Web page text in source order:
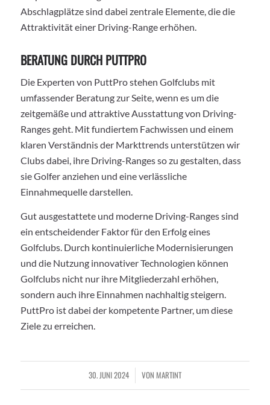
Abschlagplätze sind dabei zentrale Elemente, die die
Attraktivität einer Driving-Range erhöhen.
BERATUNG DURCH PUTTPRO
Die Experten von PuttPro stehen Golfclubs mit
umfassender Beratung zur Seite, wenn es um die
zeitgemäße und attraktive Ausstattung von Driving-
Ranges geht. Mit fundiertem Fachwissen und einem
klaren Verständnis der Markttrends unterstützen wir
Clubs dabei, ihre Driving-Ranges so zu gestalten, dass
sie Golfer anziehen und eine verlässliche
Einnahmequelle darstellen.
Gut ausgestattete und moderne Driving-Ranges sind
ein entscheidender Faktor für den Erfolg eines
Golfclubs. Durch kontinuierliche Modernisierungen
und die Nutzung innovativer Technologien können
Golfclubs nicht nur ihre Mitgliederzahl erhöhen,
sondern auch ihre Einnahmen nachhaltig steigern.
PuttPro ist dabei der kompetente Partner, um diese
Ziele zu erreichen.
30. JUNI 2024
/ VON MARTINT